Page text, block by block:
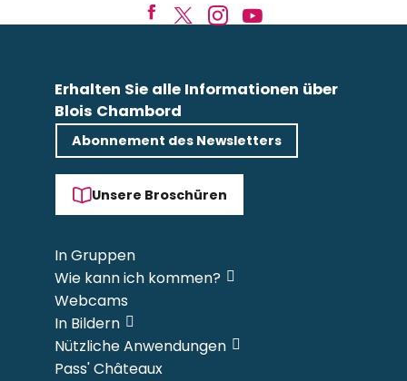
Erhalten Sie alle Informationen über
Blois Chambord
Abonnement des Newsletters
Unsere Broschüren
In Gruppen
Wie kann ich kommen?
Webcams
In Bildern
Nützliche Anwendungen
Pass' Châteaux